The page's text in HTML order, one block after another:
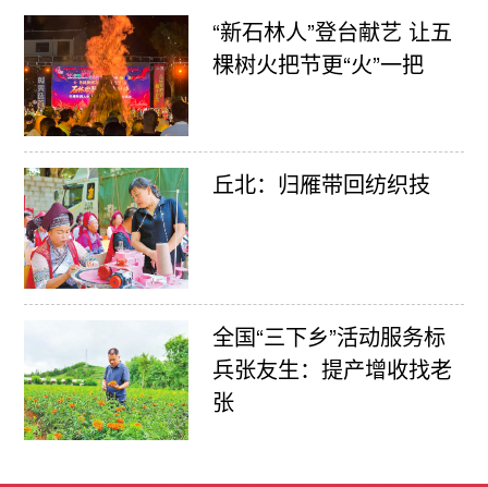
“新石林人”登台献艺 让五
棵树火把节更“火”一把
丘北：归雁带回纺织技
全国“三下乡”活动服务标
兵张友生：提产增收找老
张